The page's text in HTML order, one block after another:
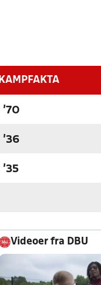
KAMPFAKTA
'70
'36
'35
Videoer fra DBU